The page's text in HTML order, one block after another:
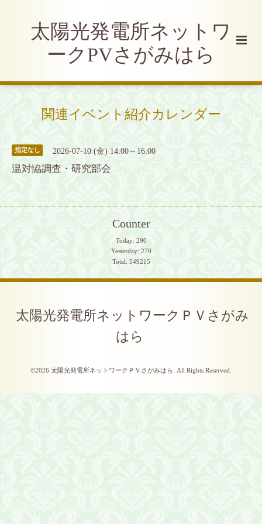
太陽光発電所ネットワ
ークPVさがみはら
関連イベント紹介カレンダー
指定なし 2026-07-10 (金) 14:00～16:00
温対恊調査・研究部会
Counter
Today: 290
Yesterday: 270
Total: 549215
太陽光発電所ネットワークＰＶさがみ
はら
©2026 太陽光発電所ネットワークＰＶさがみはら . All Rights Reserved.